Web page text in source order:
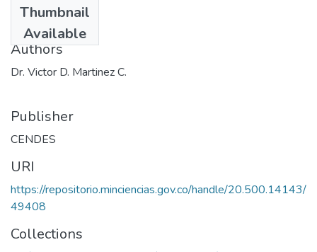
Thumbnail
Available
1974
Authors
Dr. Victor D. Martinez C.
Publisher
CENDES
URI
https://repositorio.minciencias.gov.co/handle/20.500.14143/
49408
Collections